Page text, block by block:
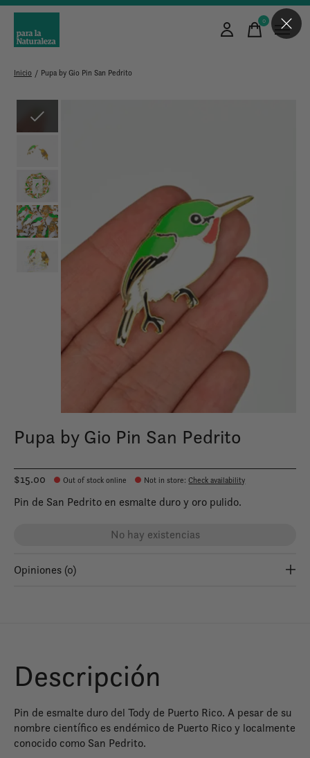
0items
Inicio / Pupa by Gio Pin San Pedrito
Pupa by Gio Pin San Pedrito
$15.00 Out of stock online Not in store:Check availability
Pin de San Pedrito en esmalte duro y oro pulido.
No hay existencias
Opiniones (0)
Descripción
Pin de esmalte duro del Tody de Puerto Rico. A pesar de su
nombre científico es endémico de Puerto Rico y localmente
conocido como San Pedrito.